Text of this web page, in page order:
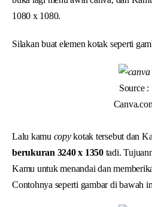
1080 x 1080.
Silakan buat elemen kotak seperti
Source :
Lalu kamu copykotak tersebut dan
berukuran 3240 x 1350 tadi.
Kamu untuk menandai dan
Contohnya seperti gambar di bawah